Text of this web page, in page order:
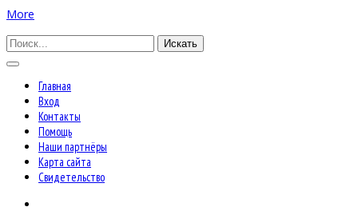
More
Искать
Главная
Вход
Контакты
Помощь
Наши партнёры
Карта сайта
Свидетельство